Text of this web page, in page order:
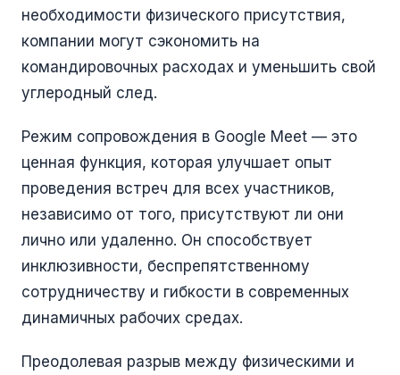
необходимости физического присутствия,
компании могут сэкономить на
командировочных расходах и уменьшить свой
углеродный след.
Режим сопровождения в Google Meet — это
ценная функция, которая улучшает опыт
проведения встреч для всех участников,
независимо от того, присутствуют ли они
лично или удаленно. Он способствует
инклюзивности, беспрепятственному
сотрудничеству и гибкости в современных
динамичных рабочих средах.
Преодолевая разрыв между физическими и